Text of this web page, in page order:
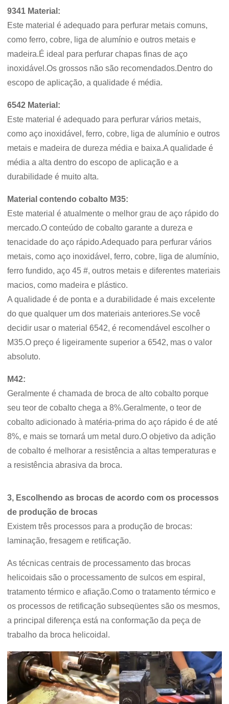
9341 Material:
Este material é adequado para perfurar metais comuns,
como ferro, cobre, liga de alumínio e outros metais e
madeira.É ideal para perfurar chapas finas de aço
inoxidável.Os grossos não são recomendados.Dentro do
escopo de aplicação, a qualidade é média.
6542 Material:
Este material é adequado para perfurar vários metais,
como aço inoxidável, ferro, cobre, liga de alumínio e outros
metais e madeira de dureza média e baixa.A qualidade é
média a alta dentro do escopo de aplicação e a
durabilidade é muito alta.
Material contendo cobalto M35:
Este material é atualmente o melhor grau de aço rápido do
mercado.O conteúdo de cobalto garante a dureza e
tenacidade do aço rápido.Adequado para perfurar vários
metais, como aço inoxidável, ferro, cobre, liga de alumínio,
ferro fundido, aço 45 #, outros metais e diferentes materiais
macios, como madeira e plástico.
A qualidade é de ponta e a durabilidade é mais excelente
do que qualquer um dos materiais anteriores.Se você
decidir usar o material 6542, é recomendável escolher o
M35.O preço é ligeiramente superior a 6542, mas o valor
absoluto.
M42:
Geralmente é chamada de broca de alto cobalto porque
seu teor de cobalto chega a 8%.Geralmente, o teor de
cobalto adicionado à matéria-prima do aço rápido é de até
8%, e mais se tornará um metal duro.O objetivo da adição
de cobalto é melhorar a resistência a altas temperaturas e
a resistência abrasiva da broca.
3, Escolhendo as brocas de acordo com os processos
de produção de brocas
Existem três processos para a produção de brocas:
laminação, fresagem e retificação.
As técnicas centrais de processamento das brocas
helicoidais são o processamento de sulcos em espiral,
tratamento térmico e afiação.Como o tratamento térmico e
os processos de retificação subseqüentes são os mesmos,
a principal diferença está na conformação da peça de
trabalho da broca helicoidal.